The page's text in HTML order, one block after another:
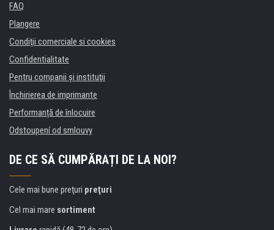
FAQ
Plangere
Condiţii comerciale si cookies
Confidentialitate
Pentru companii și instituţii
Închirierea de imprimante
Performanță de înlocuire
Odstoupení od smlouvy
DE CE SĂ CUMPĂRAȚI DE LA NOI?
Cele mai bune preţuri preţuri
Cel mai mare sortiment